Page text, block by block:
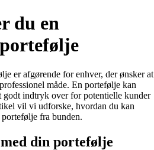
du en
er afgørende for enhver, der ønsker at
måde. En portefølje kan
godt indtryk over for potentielle kunder
vil vi udforske, hvordan du kan
fra bunden.
din portefølje